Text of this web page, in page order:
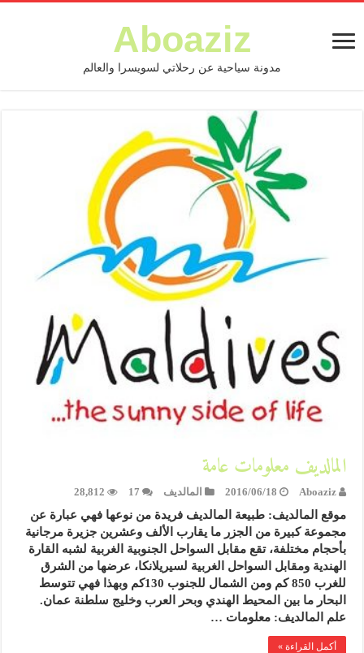
Aboaziz
مدونة سياحية عن رحلاتي لسويسرا والعالم
المالديف معلومات عامة
Aboaziz
2016/06/18 المالديف 17
28,812
موقع المالديف: طبيعة المالديف فريدة من نوعها فهي عبارة عن
مجموعة كبيرة من الجزر ما يقارب الألف وعشرين جزيرة مرجانية
بأحجام مختلفة، تقع مقابل السواحل الجنوبية الغربية لشبه القارة
الهندية ومقابل السواحل الغربية لسيريلانكا، عرضها من الشرق
للغرب 850 كم ومن الشمال للجنوب 130كم وبهذا فهي تتوسط
البحار ما بين المحيط الهندي وبحر العرب وخليج سلطنة عمان.
علم المالديف: معلومات …
أكمل القراءة »